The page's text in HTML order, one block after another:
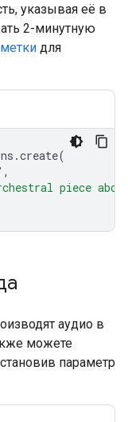
указывая её в
2-минутную
для
.create(
,
piece
аудио в
можете
параметр